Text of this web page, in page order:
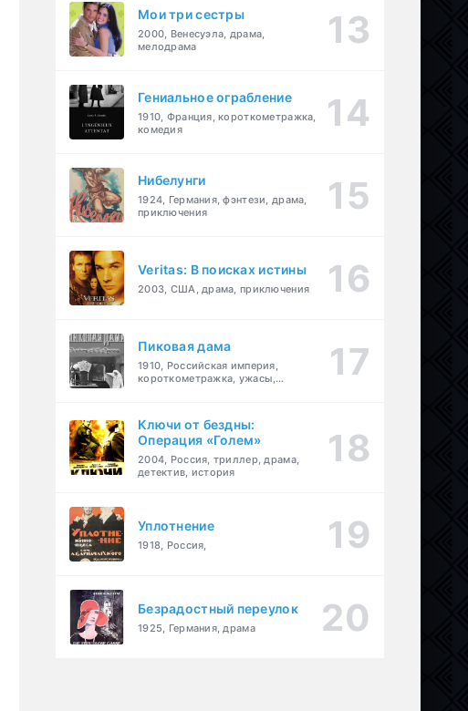
Мои три сестры
2000, Венесуэла, драма,
мелодрама
Гениальное ограбление
1910, Франция, короткометражка,
комедия
Нибелунги
1924, Германия, фэнтези, драма,
приключения
Veritas: В поисках истины
2003, США, драма, приключения
Пиковая дама
1910, Российская империя,
короткометражка, ужасы,
Ключи от бездны:
Операция «Голем»
2004, Россия, триллер, драма,
детектив, история
Уплотнение
1918, Россия,
Безрадостный переулок
1925, Германия, драма